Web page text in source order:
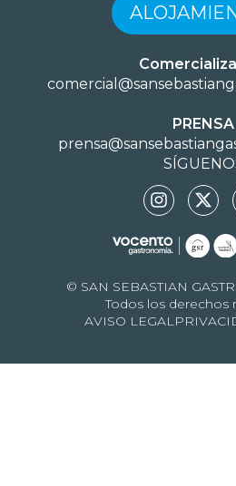
PRENSA
© SAN SEBASTIAN
Todos los derechos
AVISO LEGAL